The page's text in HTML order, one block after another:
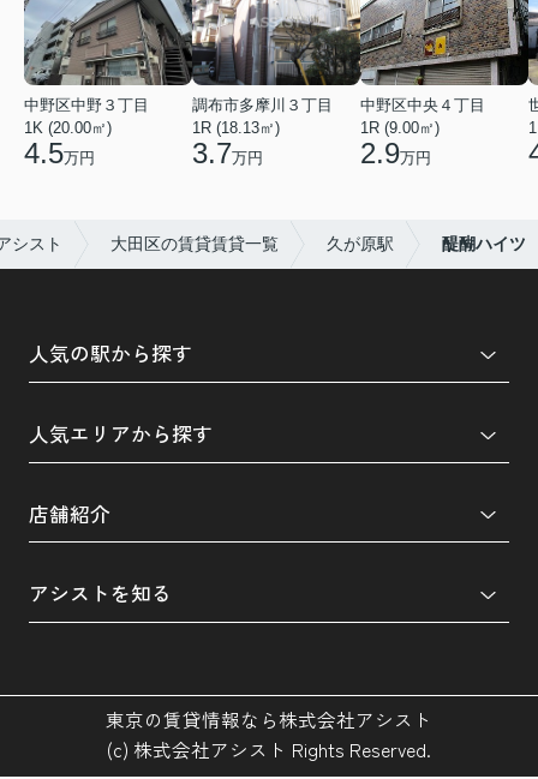
中野区中野３丁目
1K (20.00㎡)
4.5万円
調布市多摩川３丁目
1R (18.13㎡)
3.7万円
中野区中央４丁目
1R (9.00㎡)
2.9万円
シスト 大田区の賃貸賃貸一覧 久が原駅 醍醐ハイツ
人気の駅から探す
人気エリアから探す
店舗紹介
アシストを知る
東京の賃貸情報なら株式会社アシスト
(c) 株式会社アシスト Rights Reserved.